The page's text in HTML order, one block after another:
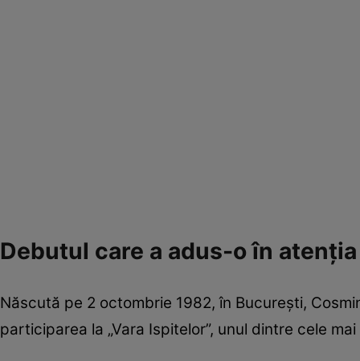
Debutul care a adus-o în
Născută pe 2 octombrie 1982, în București,
participarea la „Vara Ispitelor”, unul dintre cele